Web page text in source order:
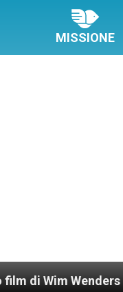
MISSIONE
Wenders